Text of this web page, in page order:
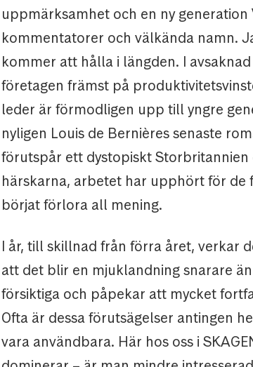
uppmärksamhet och en ny
kommentatorer och välkända namn.
kommer att hålla i längden. I
företagen främst på
leder är förmodligen upp till yngre
nyligen Louis de Bernières senaste
förutspår ett dystopiskt
härskarna, arbetet har upphört för de
börjat förlora all mening.
I år, till skillnad från förra året, verkar
att det blir en mjuklandning snarare
försiktiga och påpekar att mycket
Ofta är dessa förutsägelser antingen
vara användbara. Här hos oss i